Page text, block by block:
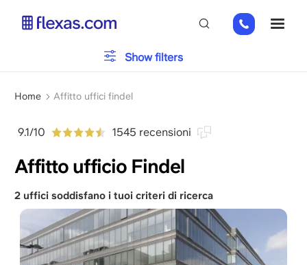
+32
2
Briciole
pane
Home Affitto uffici findel
9.1/10 1545 recensioni
Affitto ufficio Findel
Parcheggio
Servizi
Scegli la dimensione del tuo teamx
Show filters
2 uffici soddisfano i tuoi criteri di ricerca